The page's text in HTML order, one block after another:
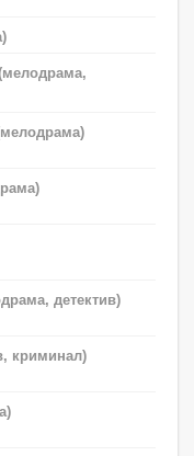
детектив)
криминал)